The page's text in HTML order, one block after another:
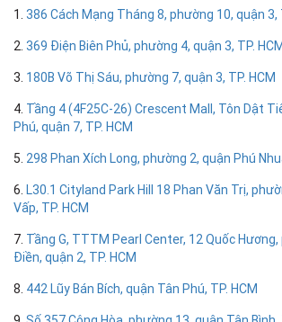
1. 386 Cách Mạng Tháng 8, phường 10, quận 3,
2. 369 Điện Biên Phủ, phường 4, quận 3, TP.
3. 180B Võ Thị Sáu, phường 7, quận 3, TP. HCM
4. Tầng 4 (4F25C-26) Crescent Mall, Tôn Dật
Phú, quận 7, TP. HCM
5. 298 Phan Xích Long, phường 2, quận Phú
6. L30.1 Cityland Park Hill 18 Phan Văn Trị,
Vấp, TP. HCM
7. Tầng G, TTTM Pearl Center, 12 Quốc
Điền, quận 2, TP. HCM
8. 442 Lũy Bán Bích, quận Tân Phú, TP. HCM